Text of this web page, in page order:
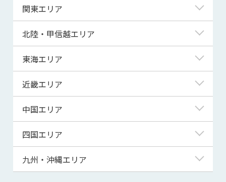
北海道
青森県
宮城県
秋田県
山形県
関東エリア
東京都
神奈川県
埼玉県
千葉県
茨城県
群馬県
北陸・甲信越エリア
新潟県
富山県
福井県
山梨県
長野県
東海エリア
岐阜県
静岡県
三重県
近畿エリア
滋賀県
京都府
大阪府
兵庫県
中国エリア
鳥取県
島根県
四国エリア
徳島県
九州・沖縄エリア